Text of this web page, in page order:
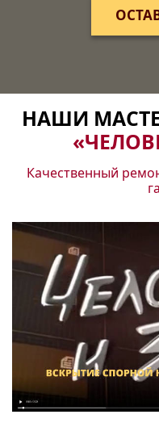
НАШИ
Качественный